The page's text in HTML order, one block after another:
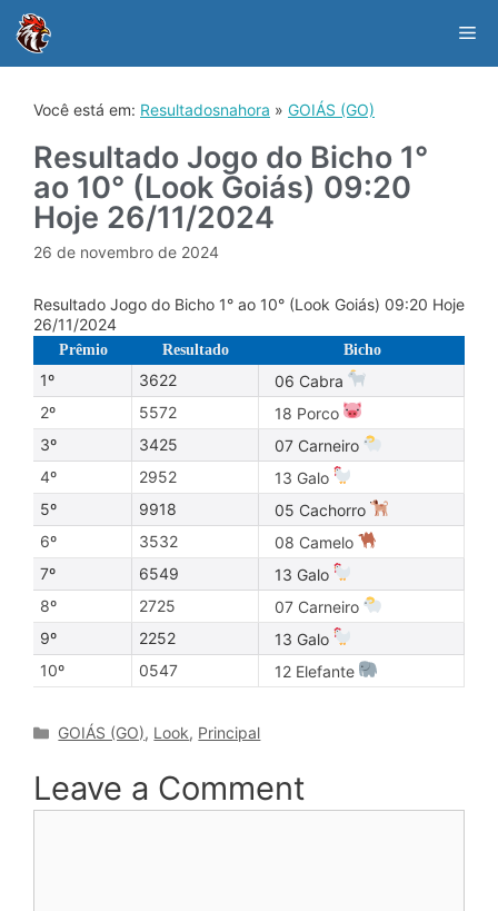
content
Você está em: Resultadosnahora » GOIÁS (GO)
Resultado Jogo do Bicho 1°
ao 10° (Look Goiás) 09:20
Hoje 26/11/2024
26 de novembro de 2024
Resultado Jogo do Bicho 1° ao 10° (Look Goiás) 09:20 Hoje
26/11/2024
Prêmio Resultado Bicho
1º 3622
06 Cabra
2º
5572
18 Porco
3º
3425
07 Carneiro
4º
2952
13 Galo
5º
9918
05 Cachorro
6º
3532
08 Camelo
7º
6549
13 Galo
8º
2725
07 Carneiro
9º
2252
13 Galo
10º
0547 12 Elefante
Categories
GOIÁS (GO), Look, Principal
Leave a Comment